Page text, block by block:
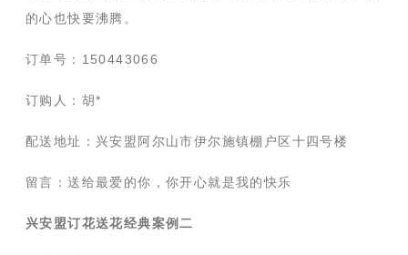
的心也快要沸腾。
订单号：150443066
订购人：胡*
配送地址：兴安盟阿尔山市伊尔施镇棚户区十四号楼
留言：送给最爱的你，你开心就是我的快乐
兴安盟订花送花经典案例二